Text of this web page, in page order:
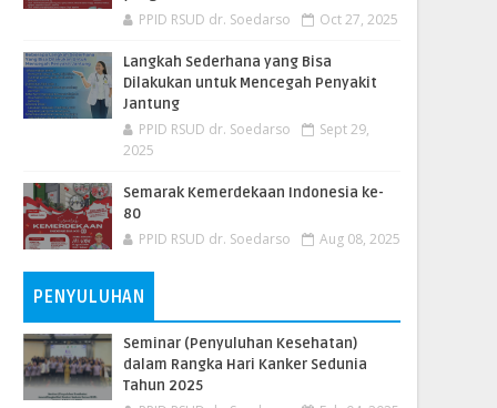
PPID RSUD dr. Soedarso Oct 27, 2025
Langkah Sederhana yang Bisa
Dilakukan untuk Mencegah Penyakit
Jantung
PPID RSUD dr. Soedarso
Sept 29,
2025
Semarak Kemerdekaan Indonesia ke-
80
PPID RSUD dr. Soedarso Aug 08, 2025
PENYULUHAN
Seminar (Penyuluhan Kesehatan)
dalam Rangka Hari Kanker Sedunia
Tahun 2025